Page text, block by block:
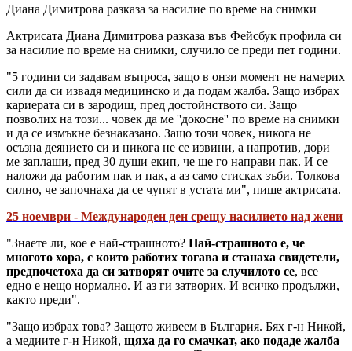
Диана Димитрова разказа за насилие по време на снимки
Актрисата Диана Димитрова разказа във Фейсбук профила си
за насилие по време на снимки, случило се преди пет години.
"5 години си задавам въпроса, защо в онзи момент не намерих
сили да си извадя медицинско и да подам жалба. Защо избрах
кариерата си в зародиш, пред достойнството си. Защо
позволих на този... човек да ме ''докосне'' по време на снимки
и да се измъкне безнаказано. Защо този човек, никога не
осъзна деянието си и никога не се извини, а напротив, дори
ме заплаши, пред 30 души екип, че ще го направи пак. И се
наложи да работим пак и пак, а аз само стисках зъби. Толкова
силно, че започнаха да се чупят в устата ми", пише актрисата.
25 ноември - Международен ден срещу насилието над жени
"Знаете ли, кое е най-страшното? Най-страшното е, че
многото хора, с които работих тогава и станаха свидетели,
предпочетоха да си затворят очите за случилото се, все
едно е нещо нормално. И аз ги затворих. И всичко продължи,
както преди".
"Защо избрах това? Защото живеем в България. Бях г-н Никой,
а медиите г-н Никой, щяха да го смачкат, ако подаде жалба